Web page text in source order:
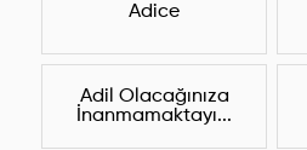
Adice
Adil Olacağınıza
İnanmamaktayı...